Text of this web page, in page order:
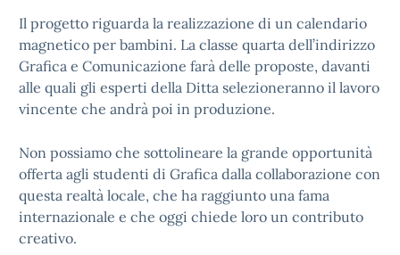
Il progetto riguarda la realizzazione di un calendario
magnetico per bambini. La classe quarta dell’indirizzo
Grafica e Comunicazione farà delle proposte, davanti
alle quali gli esperti della Ditta selezioneranno il lavoro
vincente che andrà poi in produzione.
Non possiamo che sottolineare la grande opportunità
offerta agli studenti di Grafica dalla collaborazione con
questa realtà locale, che ha raggiunto una fama
internazionale e che oggi chiede loro un contributo
creativo.